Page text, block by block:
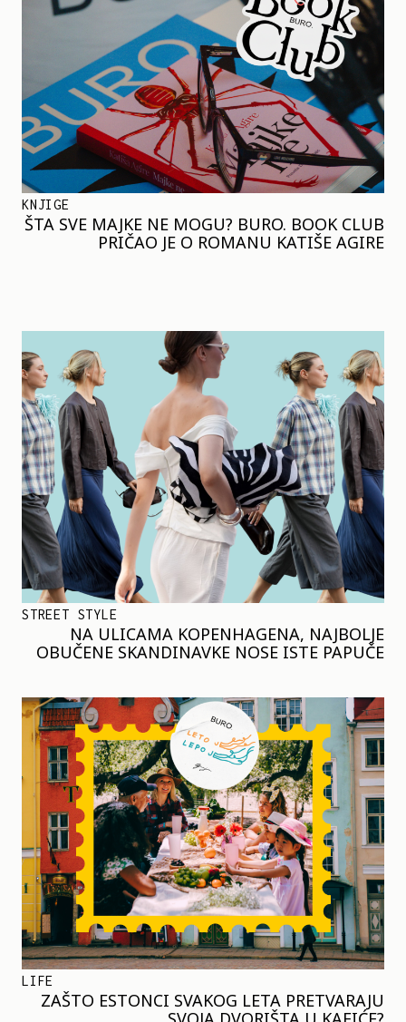
KNJIGE
ŠTA SVE MAJKE NE MOGU? BURO. BOOK CLUB
PRIČAO JE O ROMANU KATIŠE AGIRE
STREET STYLE
NA ULICAMA KOPENHAGENA, NAJBOLJE
OBUČENE SKANDINAVKE NOSE ISTE PAPUČE
LIFE
ZAŠTO ESTONCI SVAKOG LETA PRETVARAJU